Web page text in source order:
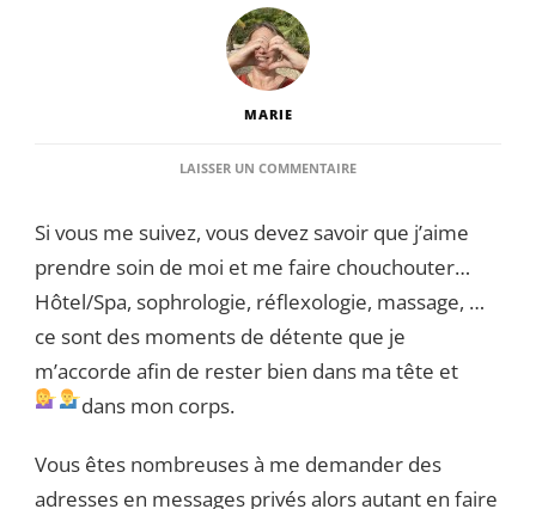
MARIE
LAISSER UN COMMENTAIRESUR
COCOONING
NORMANDIE
Si vous me suivez, vous devez savoir que j’aime
prendre soin de moi et me faire chouchouter…
Hôtel/Spa, sophrologie, réflexologie, massage, …
ce sont des moments de détente que je
m’accorde afin de rester bien dans ma tête et
dans mon corps.
Vous êtes nombreuses à me demander des
adresses en messages privés alors autant en faire